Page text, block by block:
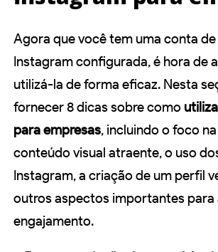
Agora que você tem uma conta
Instagram configurada, é hora de
utilizá-la de forma eficaz. Nesta
fornecer 8 dicas sobre como
para empresas, incluindo o foco
conteúdo visual atraente, o uso
Instagram, a criação de um perfil
outros aspectos importantes para
engajamento.